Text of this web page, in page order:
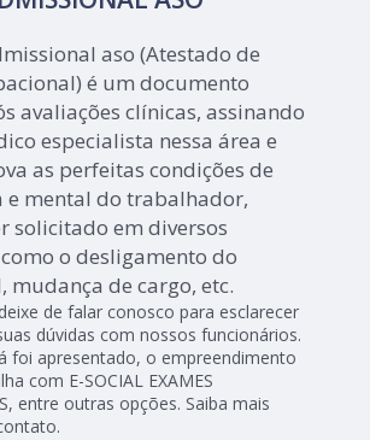
aso (Atestado de
é um documento
avaliações clínicas, assinando
especialista nessa área e
as perfeitas condições de
e mental do trabalhador,
solicitado em diversos
o desligamento do
mudança de cargo, etc.
de falar conosco para esclarecer
dúvidas com nossos funcionários.
foi apresentado, o empreendimento
com E-SOCIAL EXAMES
entre outras opções. Saiba mais